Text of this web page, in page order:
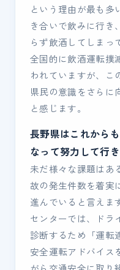
という理由が最も多
き合いで飲みに行き
らず飲酒してしまっ
全国的に飲酒運転撲
われていますが、こ
県民の意識をさらに
と感じます。
長野県はこれから
なって努力して行
未だ様々な課題はあ
故の発生件数を着実
進んでいると言えま
センターでは、ドラ
診断するため「運転
安全運転アドバイス